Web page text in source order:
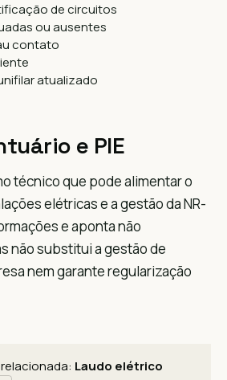
de circuitos
ou ausentes
contato
atualizado
e PIE
técnico que pode alimentar o
elétricas e a gestão da NR-
e aponta não
não substitui a gestão de
nem garante regularização
Laudo elétrico